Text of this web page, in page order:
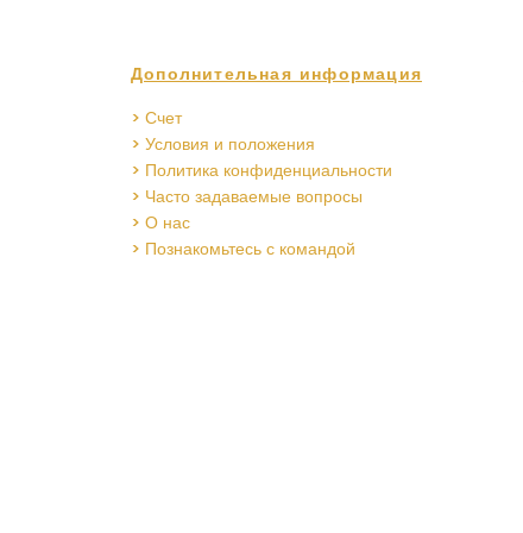
Дополнительная информация
> Счет
> Условия и положения
> Политика конфиденциальности
> Часто задаваемые вопросы
> О нас
> Познакомьтесь с командой